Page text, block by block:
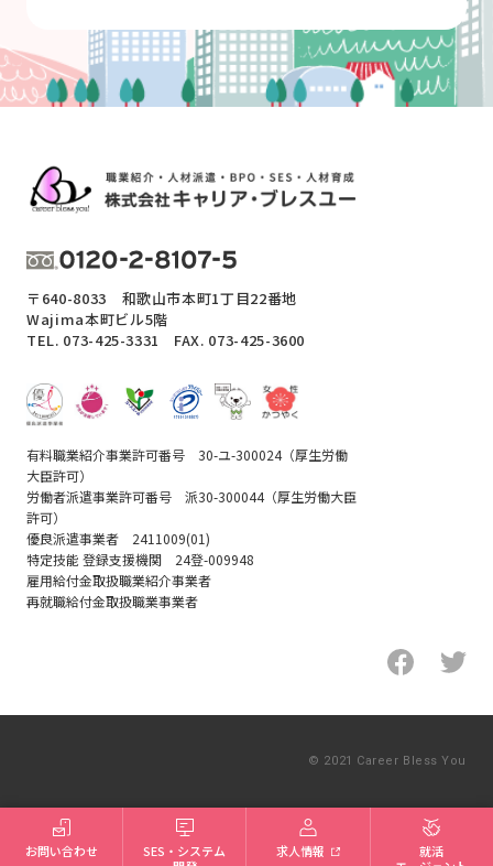
お問い合わせ
SES・システム
求人情報
就活
新卒就活エージェント
〒640-8033 和歌山市本町1丁目22番地
Wajima本町ビル5階
TEL. 073-425-3331 FAX. 073-425-3600
有料職業紹介事業許可番号 30-ユ-300024（厚生労働
大臣許可）
労働者派遣事業許可番号 派30-300044（厚生労働大臣
許可）
優良派遣事業者 2411009(01)
特定技能 登録支援機関 24登-009948
雇用給付金取扱職業紹介事業者
再就職給付金取扱職業事業者
© 2021 Career Bless You